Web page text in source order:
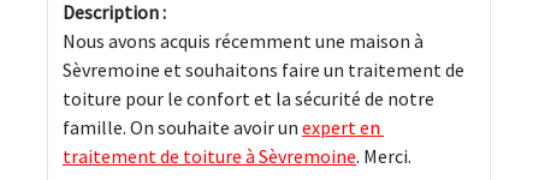
Description :
Nous avons acquis récemment une maison à
Sèvremoine et souhaitons faire un traitement de
toiture pour le confort et la sécurité de notre
famille. On souhaite avoir un expert en
traitement de toiture à Sèvremoine. Merci.